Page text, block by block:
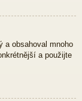
a obsahoval mnoho
a použijte